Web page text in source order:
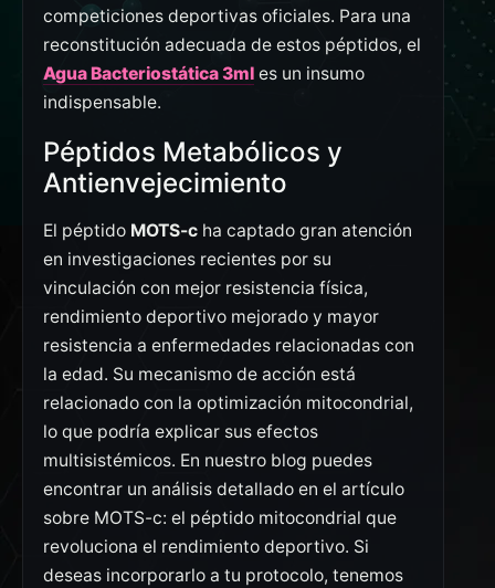
competiciones deportivas oficiales. Para una
reconstitución adecuada de estos péptidos, el
Agua Bacteriostática 3ml es un insumo
indispensable.
Péptidos Metabólicos y
Antienvejecimiento
El péptido MOTS-c ha captado gran atención
en investigaciones recientes por su
vinculación con mejor resistencia física,
rendimiento deportivo mejorado y mayor
resistencia a enfermedades relacionadas con
la edad. Su mecanismo de acción está
relacionado con la optimización mitocondrial,
lo que podría explicar sus efectos
multisistémicos. En nuestro blog puedes
encontrar un análisis detallado en el artículo
sobre MOTS-c: el péptido mitocondrial que
revoluciona el rendimiento deportivo. Si
deseas incorporarlo a tu protocolo, tenemos